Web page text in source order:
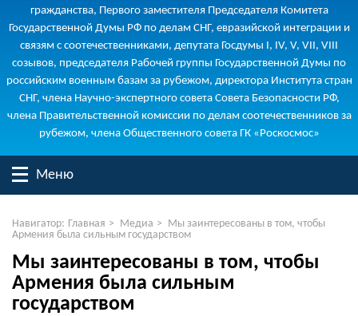
гражданства, Первого заместителя Председателя Комитета
Государственной Думы РФ по делам СНГ, евразийской интеграции и
связям с соотечественниками, депутата Госдумы I, IV, V, VII, VIII
созывов, председателя Рабочей группы Государственной Думы по
российским военным базам за рубежом, директора Института стран
СНГ, члена Научно-экспертного совета Совета Безопасности РФ,
члена Правительственной комиссии по делам соотечественников за
рубежом, члена Общественного совета ГК «Роскосмос»
Меню
Навигатор: Главная > Медиа > Мы заинтересованы в том, чтобы
Армения была сильным государством
Мы заинтересованы в том, чтобы
Армения была сильным
государством